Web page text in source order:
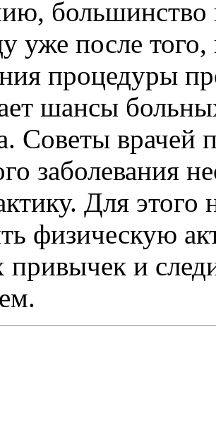
большинство
уже после
процедуры
шансы
Советы врачей
заболевания
Для этого
физическую
привычек и